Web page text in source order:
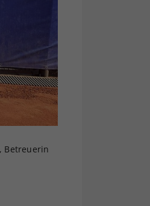
Betreuerin